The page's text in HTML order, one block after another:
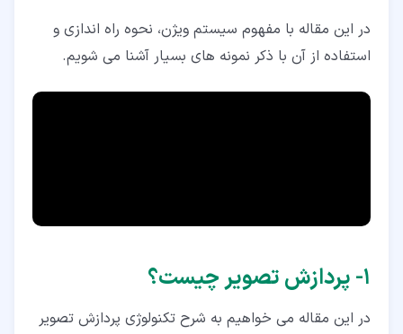
۳‏-‏۴‏- سیستم پردازش تصویر پیشرفته
۳‏-‏۵‏- محصولات سفارشی ویژن
۴‏-‏۴‏- تکنولوژی های تک رنگ و رنگی
در این مقاله با مفهوم سیستم ویژن، نحوه راه اندازی و
استفاده از آن با ذکر نمونه های بسیار آشنا می شویم.
۱‏- پردازش تصویر چیست؟
در این مقاله می خواهیم به شرح تکنولوژی پردازش تصویر